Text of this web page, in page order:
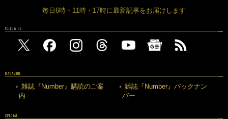
毎日6時・11時・17時に最新記事をお届けします
FOLLOW US
MAGAZINE
雑誌『Number』購読のご案
内
雑誌『Number』バックナン
バー
SPECIAL